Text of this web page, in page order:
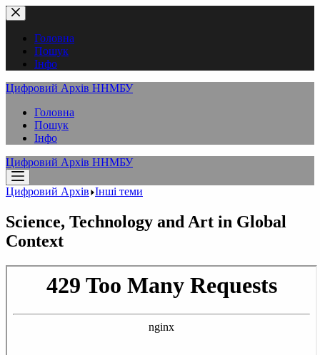
Перейти
до
вмістуГоловна
Пошук
Інфо
Цифровий Архів ННМБУ
Головна
Пошук
Інфо
Цифровий Архів ННМБУ
Цифровий Архів Інші теми
Science, Technology and Art in Global
Context